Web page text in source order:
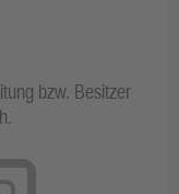
bzw. Besitzer